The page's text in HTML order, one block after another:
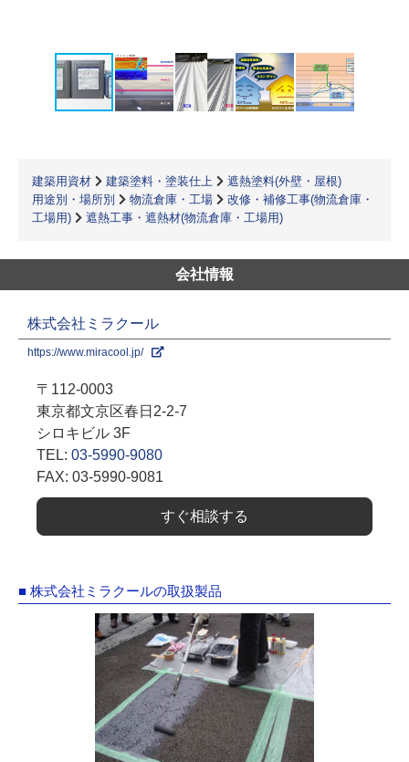
建築用資材 建築塗料・塗装仕上
遮熱塗料(外壁・屋根)
用途別・場所別
物流倉庫・工場
改修・補修工事(物流倉庫・
工場用)
遮熱工事・遮熱材(物流倉庫・工場用)
会社情報
株式会社ミラクール
https://www.miracool.jp/
〒112-0003
東京都文京区春日2-2-7
シロキビル 3F
TEL: 03-5990-9080
FAX: 03-5990-9081
すぐ相談する
■ 株式会社ミラクールの取扱製品